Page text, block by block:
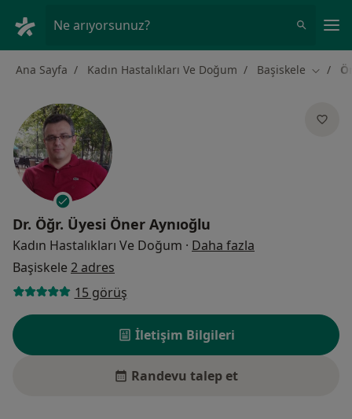
Ne arıyorsunuz?
Ana Sayfa Kadın Hastalıkları Ve Doğum Başiskele Şehir
Dr. Öğr. Üyesi Öner Aynıoğlu
Kadın Hastalıkları Ve Doğum · Daha fazla
Başiskele 2 adres
15 görüş
İletişim Bilgileri
Randevu talep et